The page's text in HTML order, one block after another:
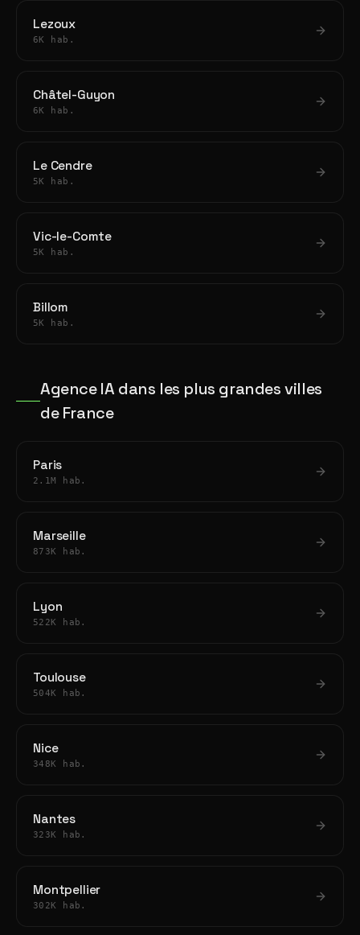
Lezoux
6K hab.
Châtel-Guyon
6K hab.
Le Cendre
5K hab.
Vic-le-Comte
5K hab.
Billom
5K hab.
Agence IA dans les plus grandes villes
de France
Paris
2.1M hab.
Marseille
873K hab.
Lyon
522K hab.
Toulouse
504K hab.
Nice
348K hab.
Nantes
323K hab.
Montpellier
302K hab.